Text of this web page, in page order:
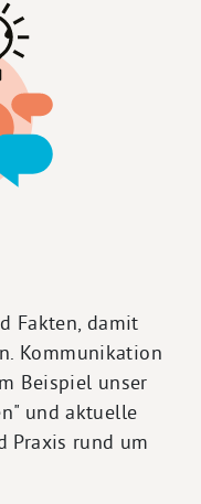
Fakten, damit
Kommunikation
Beispiel unser
und aktuelle
Praxis rund um